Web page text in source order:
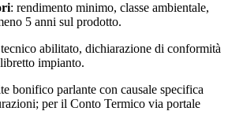
: rendimento minimo, classe ambientale,
5 anni sul prodotto.
abilitato, dichiarazione di conformità
impianto.
bonifico parlante con causale specifica
per il Conto Termico via portale